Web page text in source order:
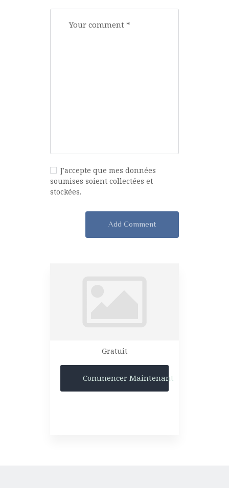
J'accepte que mes données
soumises soient collectées et
stockées.
Gratuit
Commencer Maintenant